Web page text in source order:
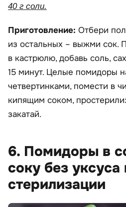
40 г соли.
Приготовление: Отбери
из остальных – выжми сок.
в кастрюлю, добавь соль,
15 минут. Целые помидоры
четвертинками, помести в
кипящим соком,
закатай.
6. Помидоры в
соку без уксуса
стерилизации